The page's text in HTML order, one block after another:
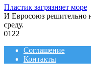
Пластик загрязняет море
И Евросоюз решительно
среду.
0122
Соглашение
Контакты